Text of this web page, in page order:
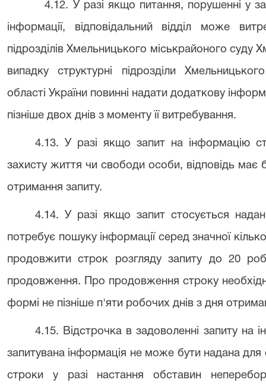
4.12. У разі якщо питання, порушенні у
інформації, відповідальний відділ може
підрозділів Хмельницького міськрайоного суду
випадку структурні підрозділи
області України повинні надати додаткову
пізніше двох днів з моменту її витребування.
4.13. У разі якщо запит на інформацію
захисту життя чи свободи особи, відповідь має
отримання запиту.
4.14. У разі якщо запит стосується
потребує пошуку інформації серед значної
продовжити строк розгляду запиту до 20
продовження. Про продовження строку
формі не пізніше п'яти робочих днів з дня
4.15. Відстрочка в задоволенні запиту на
запитувана інформація не може бути надана
строки у разі настання обставин